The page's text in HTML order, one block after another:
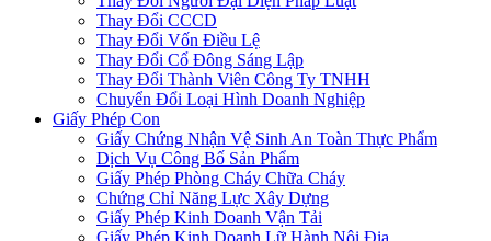
Thay Đổi CCCD
Thay Đổi Vốn Điều Lệ
Thay Đổi Cổ Đông Sáng Lập
Thay Đổi Thành Viên Công Ty TNHH
Chuyển Đổi Loại Hình Doanh Nghiệp
Giấy Phép Con
Giấy Chứng Nhận Vệ Sinh An Toàn Thực Phẩm
Dịch Vụ Công Bố Sản Phẩm
Giấy Phép Phòng Cháy Chữa Cháy
Chứng Chỉ Năng Lực Xây Dựng
Giấy Phép Kinh Doanh Vận Tải
Giấy Phép Kinh Doanh Lữ Hành Nội Địa